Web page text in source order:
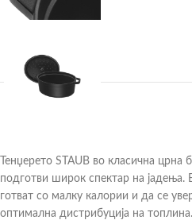
Тенџерето STAUB во класична
подготви широк спектар на јадења.
готват со малку калории и да се
оптимална дистрибуција на